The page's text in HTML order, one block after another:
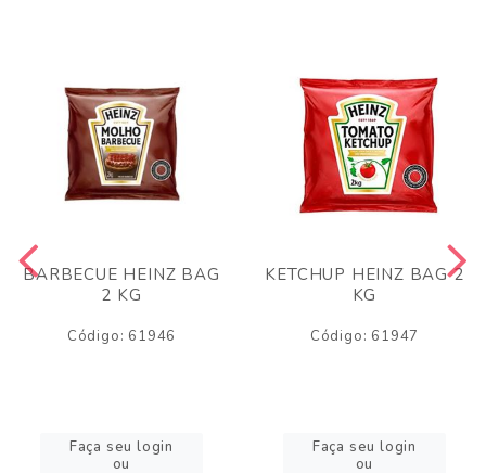
BARBECUE HEINZ BAG
2 KG
Código: 61946
Faça seu login
ou
KETCHUP HEINZ BAG 2
KG
Código: 61947
Faça seu login
ou